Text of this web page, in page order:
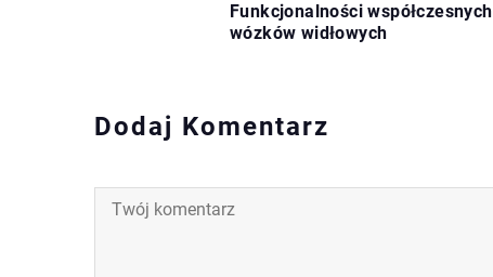
Funkcjonalności współczesnych
wózków widłowych
Dodaj Komentarz